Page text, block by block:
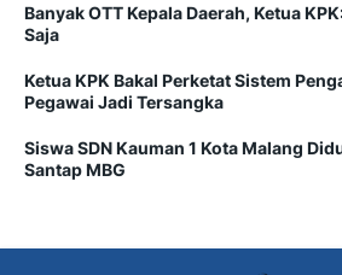
Banyak OTT Kepala Daerah, Ketua
Saja
Ketua KPK Bakal Perketat Sistem
Pegawai Jadi Tersangka
Siswa SDN Kauman 1 Kota Malang
Santap MBG